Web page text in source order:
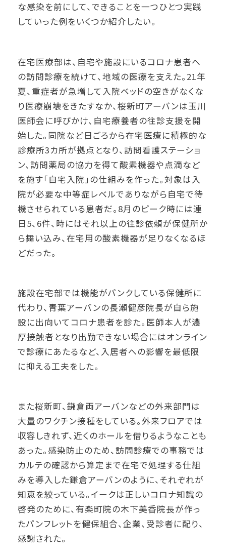
な感染を前にして、できることを一つひとつ実践
していった例をいくつか紹介したい。
在宅医療部は、自宅や施設にいるコロナ患者へ
の訪問診療を続けて、地域の医療を支えた。21年
夏、重症者が急増して入院ベッドの空きがなくな
り医療崩壊をきたすなか、桜新町アーバンは玉川
医師会に呼びかけ、自宅療養者の往診支援を開
始した。同院など日ごろから在宅医療に積極的な
診療所3カ所が拠点となり、訪問看護ステーショ
ン、訪問薬局の協力を得て酸素機器や点滴など
を施す「自宅入院」の仕組みを作った。対象は入
院が必要な中等症レベルでありながら自宅で待
機させられている患者だ。8月のピーク時には連
日5、6件、時にはそれ以上の往診依頼が保健所か
ら舞い込み、在宅用の酸素機器が足りなくなるほ
どだった。
施設在宅部では機能がパンクしている保健所に
代わり、青葉アーバンの長瀬健彦院長が自ら施
設に出向いてコロナ患者を診た。医師本人が濃
厚接触者となり出勤できない場合にはオンライン
で診療にあたるなど、入居者への影響を最低限
に抑える工夫をした。
また桜新町、鎌倉両アーバンなどの外来部門は
大量のワクチン接種をしている。外来フロアでは
収容しきれず、近くのホールを借りるようなことも
あった。感染防止のため、訪問診療での事務では
カルテの確認から算定まで在宅で処理する仕組
みを導入した鎌倉アーバンのように、それぞれが
知恵を絞っている。イークは正しいコロナ知識の
啓発のために、有楽町院の木下美香院長が作っ
たパンフレットを健保組合、企業、受診者に配り、
感謝された。